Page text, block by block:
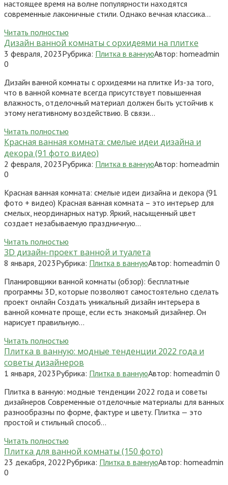
настоящее время на волне популярности находятся
современные лаконичные стили. Однако вечная классика…
Читать полностью
Дизайн ванной комнаты с орхидеями на плитке
3 февраля, 2023Рубрика: Плитка в ваннуюАвтор: homeadmin
0
Дизайн ванной комнаты с орхидеями на плитке Из-за того,
что в ванной комнате всегда присутствует повышенная
влажность, отделочный материал должен быть устойчив к
этому негативному воздействию. В связи…
Читать полностью
Красная ванная комната: смелые идеи дизайна и
декора (91 фото видео)
2 февраля, 2023Рубрика: Плитка в ваннуюАвтор: homeadmin
0
Красная ванная комната: смелые идеи дизайна и декора (91
фото + видео) Красная ванная комната – это интерьер для
смелых, неординарных натур. Яркий, насыщенный цвет
создает незабываемую праздничную…
Читать полностью
3D дизайн-проект ванной и туалета
8 января, 2023Рубрика: Плитка в ваннуюАвтор: homeadmin 0
Планировщики ванной комнаты (обзор): бесплатные
программы 3D, которые позволяют самостоятельно сделать
проект онлайн Создать уникальный дизайн интерьера в
ванной комнате проще, если есть знакомый дизайнер. Он
нарисует правильную…
Читать полностью
Плитка в ванную: модные тенденции 2022 года и
советы дизайнеров
1 января, 2023Рубрика: Плитка в ваннуюАвтор: homeadmin 0
Плитка в ванную: модные тенденции 2022 года и советы
дизайнеров Современные отделочные материалы для ванных
разнообразны по форме, фактуре и цвету. Плитка — это
простой и стильный способ…
Читать полностью
Плитка для ванной комнаты (150 фото)
23 декабря, 2022Рубрика: Плитка в ваннуюАвтор: homeadmin
0